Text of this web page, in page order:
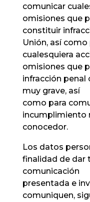
comunicar
omisiones que
constituir
Unión, así
cualesquiera
omisiones que
infracción penal
muy grave, así
como para
incumplimiento
conocedor.
Los datos
finalidad de dar
comunicación
presentada e
comuniquen,